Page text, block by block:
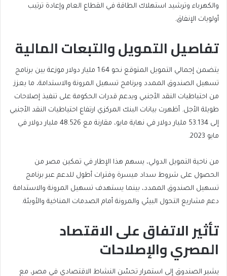
والكهرباء وترشيد استهلاك الطاقة في القطاع العام وإعادة ترتيب
أولويات الإنفاق.
تفاصيل التمويل والتبعات المالية
يتضمن إجمالي التمويل المتوقع نحو 1.64 مليار دولار موزعة بين برنامج
تسهيل الصندوق الممدد وبرنامج تسهيل المرونة والاستدامة، ما يعزز
من احتياطيات النقد الأجنبي ويدعم قدرات الحكومة على تنفيذ إصلاحات
طويلة الأجل. أظهرت بيانات البنك المركزي ارتفاع احتياطيات النقد الأجنبي
إلى 53.134 مليار دولار في نهاية مايو، مقارنة مع 48.526 مليار دولار في
مايو 2023.
من ناحية التمويل الدولي، يسهم هذا الإطار في تمكين مصر من
الحصول على شروط سداد ميسرة وفترات أطول للدعم عبر برنامج
تسهيل الصندوق الممدد، بينما يستهدف تسهيل المرونة والاستدامة
دعم مشاريع التحول البيئي والمرونة أمام الصدمات المناخية والأوبئة.
تأثير الاتفاق على الاقتصاد
المصري والإصلاحات
يشير الصندوق إلى استمرار تحسّن النشاط الاقتصادي في مصر، مع